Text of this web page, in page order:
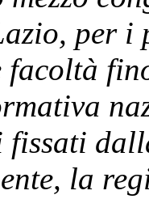
per
facoltà
la